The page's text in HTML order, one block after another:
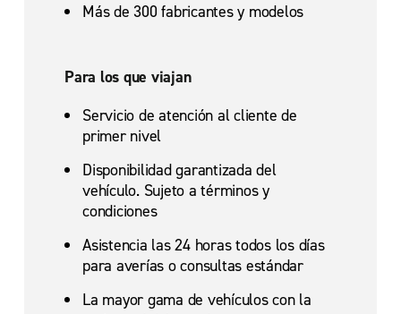
Más de 300 fabricantes y modelos
Para los que viajan
Servicio de atención al cliente de
primer nivel
Disponibilidad garantizada del
vehículo. Sujeto a términos y
condiciones
Asistencia las 24 horas todos los días
para averías o consultas estándar
La mayor gama de vehículos con la